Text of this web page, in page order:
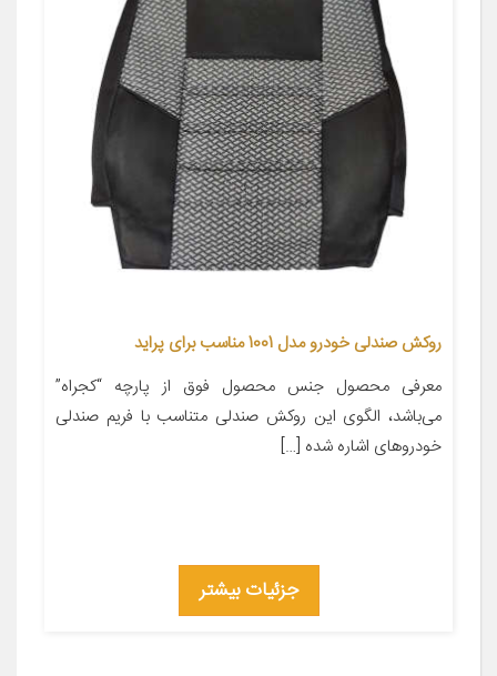
روکش صندلی خودرو مدل 1001 مناسب برای پراید
معرفی محصول جنس محصول فوق از پارچه “کجراه”
می‌باشد، الگوی این روکش صندلی متناسب با فریم صندلی
خودروهای اشاره شده […]
جزئیات بیشتر